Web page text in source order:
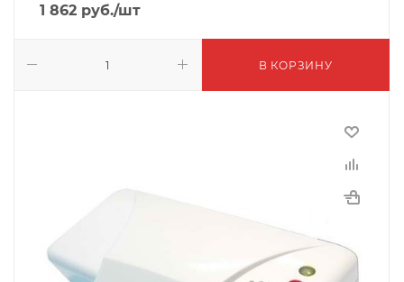
1 862 руб./шт
В КОРЗИНУ